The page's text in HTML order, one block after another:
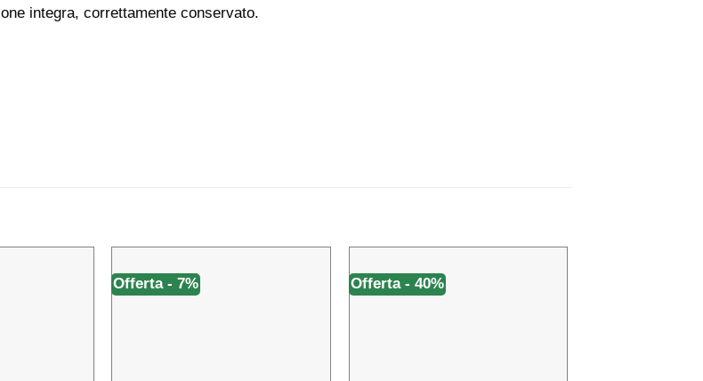
integra, correttamente conservato.
Offerta - 7% Offerta - 40%